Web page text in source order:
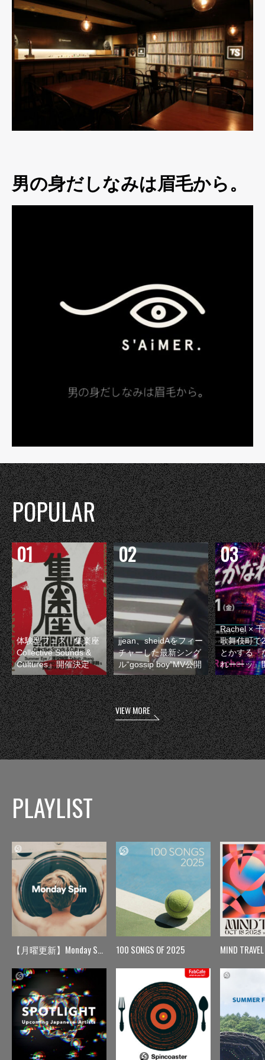
男の身だしなみは眉毛から。
POPULAR
体験型フェス『集楽座
Collective Sounds &
Cultures』開催決定
jjean、sheidAをフィー
チャーした最新シング
ル“gossip boy”MV公開
Rachel ×
歌舞伎町で
とかする『
れーーッ』
VIEW MORE
PLAYLIST
【月曜更新】Monday Spin 100 SONGS OF 2025 MIND TRAVEL